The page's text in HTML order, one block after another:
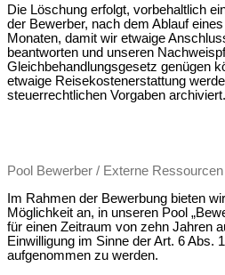
Die Löschung erfolgt, vorbehaltlich
der Bewerber, nach dem Ablauf
Monaten, damit wir etwaige
beantworten und unseren
Gleichbehandlungsgesetz genügen
etwaige Reisekostenerstattung
steuerrechtlichen Vorgaben archiviert.
Pool Bewerber / Externe Ressourcen
Im Rahmen der Bewerbung bieten
Möglichkeit an, in unseren Pool
für einen Zeitraum von zehn Jahren
Einwilligung im Sinne der Art. 6 Abs.
aufgenommen zu werden.